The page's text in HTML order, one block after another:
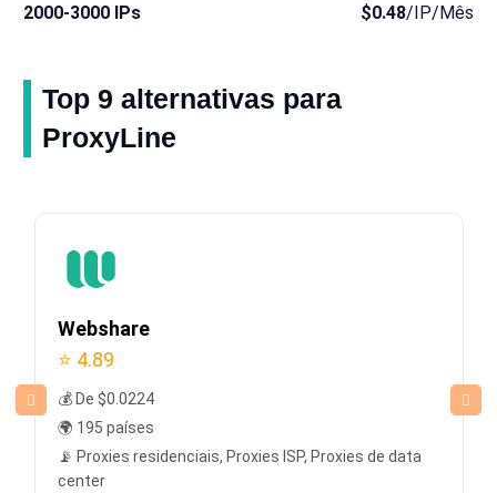
2000-3000 IPs $0.48/IP/Mês
Top 9 alternativas para
ProxyLine
Webshare
⭐ 4.89
💰 De $0.0224
🌍 195 países
📡 Proxies residenciais, Proxies ISP, Proxies de data
center